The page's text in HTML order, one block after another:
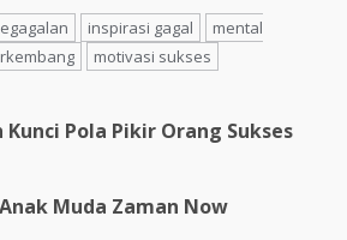
inspirasi gagal
mental
motivasi sukses
Pola Pikir Orang Sukses
Muda Zaman Now